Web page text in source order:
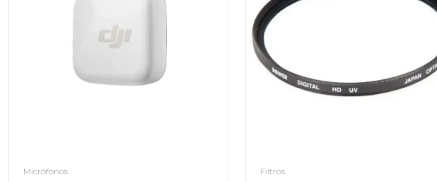
Micrófonos Filtros